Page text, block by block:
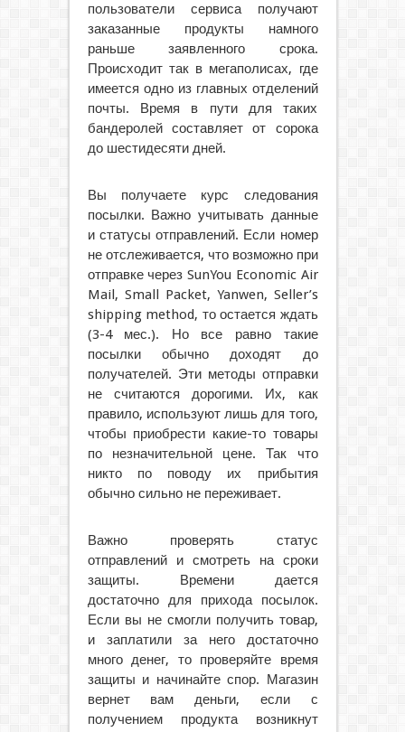
пользователи сервиса получают
заказанные продукты намного
раньше заявленного срока.
Происходит так в мегаполисах, где
имеется одно из главных отделений
почты. Время в пути для таких
бандеролей составляет от сорока
до шестидесяти дней.
Вы получаете курс следования
посылки. Важно учитывать данные
и статусы отправлений. Если номер
не отслеживается, что возможно при
отправке через SunYou Economic Air
Mail, Small Packet, Yanwen, Seller’s
shipping method, то остается ждать
(3-4 мес.). Но все равно такие
посылки обычно доходят до
получателей. Эти методы отправки
не считаются дорогими. Их, как
правило, используют лишь для того,
чтобы приобрести какие-то товары
по незначительной цене. Так что
никто по поводу их прибытия
обычно сильно не переживает.
Важно проверять статус
отправлений и смотреть на сроки
защиты. Времени дается
достаточно для прихода посылок.
Если вы не смогли получить товар,
и заплатили за него достаточно
много денег, то проверяйте время
защиты и начинайте спор. Магазин
вернет вам деньги, если с
получением продукта возникнут